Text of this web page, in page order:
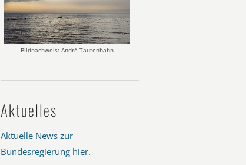
Bildnachweis: André Tautenhahn
Aktuelles
Aktuelle News zur
Bundesregierung hier.